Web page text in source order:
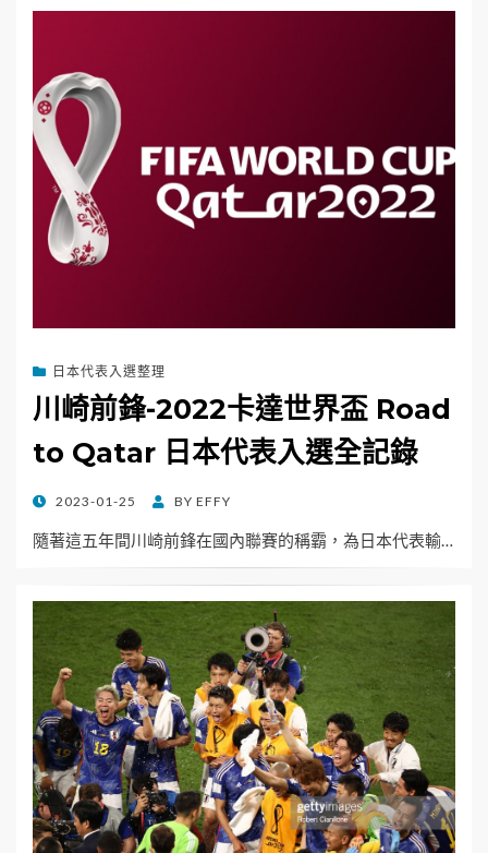
日本代表入選整理
川崎前鋒-2022卡達世界盃 Road
to Qatar 日本代表入選全記錄
POSTED
2023-01-25 BY EFFY
隨著這五年間川崎前鋒在國內聯賽的稱霸，為日本代表輸…